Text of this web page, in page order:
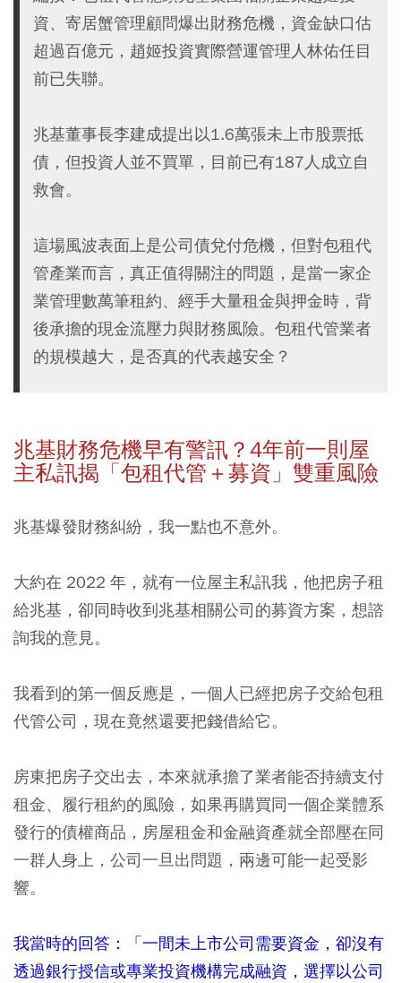
資、寄居蟹管理顧問爆出財務危機，資金缺口估
超過百億元，趙姬投資實際營運管理人林佑任目
前已失聯。
兆基董事長李建成提出以1.6萬張未上市股票抵
債，但投資人並不買單，目前已有187人成立自
救會。
這場風波表面上是公司債兌付危機，但對包租代
管產業而言，真正值得關注的問題，是當一家企
業管理數萬筆租約、經手大量租金與押金時，背
後承擔的現金流壓力與財務風險。包租代管業者
的規模越大，是否真的代表越安全？
兆基財務危機早有警訊？4年前一則屋
主私訊揭「包租代管＋募資」雙重風險
兆基爆發財務糾紛，我一點也不意外。
大約在 2022 年，就有一位屋主私訊我，他把房子租
給兆基，卻同時收到兆基相關公司的募資方案，想諮
詢我的意見。
我看到的第一個反應是，一個人已經把房子交給包租
代管公司，現在竟然還要把錢借給它。
房東把房子交出去，本來就承擔了業者能否持續支付
租金、履行租約的風險，如果再購買同一個企業體系
發行的債權商品，房屋租金和金融資產就全部壓在同
一群人身上，公司一旦出問題，兩邊可能一起受影
響。
我當時的回答：「一間未上市公司需要資金，卻沒有
透過銀行授信或專業投資機構完成融資，選擇以公司